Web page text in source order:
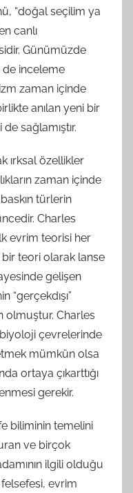
“doğal seçilim ya
canlı
Günümüzde
inceleme
zaman içinde
anılan yeni bir
sağlamıştır.
ırksal özellikler
zaman içinde
türlerin
Charles
evrim teorisi her
teori olarak lanse
gelişen
olmuştur. Charles
biyoloji çevrelerinde
mümkün olsa
ortaya çıkarttığı
gerekir.
biliminin temelini
ve birçok
ilgili olduğu
felsefesi, evrim